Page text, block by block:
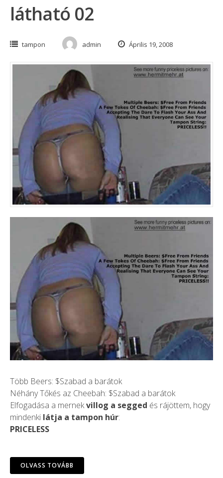
látható 02
tampon admin Április 19, 2008
Több Beers: $Szabad a barátok
Néhány Tőkés az Cheebah: $Szabad a barátok
Elfogadása a mernekvillog a segged és rájöttem, hogy
mindenki látja a tampon húr:
PRICELESS
OLVASS TOVÁBB